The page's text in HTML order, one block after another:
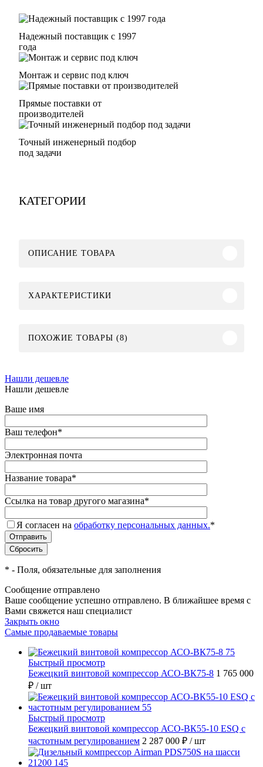
Надежный поставщик с 1997
года
Монтаж и сервис под ключ
Прямые поставки от
производителей
Точный инженерный подбор
под задачи
КАТЕГОРИИ
ОПИСАНИЕ ТОВАРА
ХАРАКТЕРИСТИКИ
ПОХОЖИЕ ТОВАРЫ (8)
Нашли дешевле
Нашли дешевле
Ваше имя
Ваш телефон*
Электронная почта
Название товара*
Ссылка на товар другого магазина*
Я согласен на обработку персональных данных.*
* - Поля, обязательные для заполнения
Сообщение отправлено
Ваше сообщение успешно отправлено. В ближайшее время с
Вами свяжется наш специалист
Закрыть окно
Самые продаваемые товары
Быстрый просмотр
Бежецкий винтовой компрессор АСО-ВК75-8 1 765 000
₽ / шт
Быстрый просмотр
Бежецкий винтовой компрессор АСО-ВК55-10 ESQ с
частотным регулированием 2 287 000 ₽ / шт